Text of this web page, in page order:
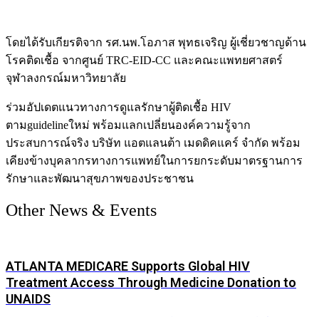
โดยได้รับเกียรติจาก รศ.นพ.โอภาส พุทธเจริญ ผู้เชี่ยวชาญด้าน
โรคติดเชื้อ จากศูนย์ TRC-EID-CC และคณะแพทยศาสตร์
จุฬาลงกรณ์มหาวิทยาลัย
ร่วมอัปเดตแนวทางการดูแลรักษาผู้ติดเชื้อ HIV
ตามguidelineใหม่ พร้อมแลกเปลี่ยนองค์ความรู้จาก
ประสบการณ์จริง บริษัท แอตแลนต้า เมดดิคแคร์ จำกัด พร้อม
เคียงข้างบุคลากรทางการแพทย์ในการยกระดับมาตรฐานการ
รักษาและพัฒนาสุขภาพของประชาชน
Other News & Events
ATLANTA MEDICARE Supports Global HIV
Treatment Access Through Medicine Donation to
UNAIDS